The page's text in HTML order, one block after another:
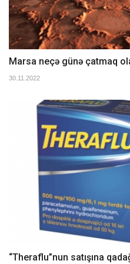
Marsa neçə günə çatmaq
30.11.2022
“Theraflu”nun satışına